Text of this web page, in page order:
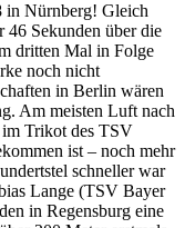
in Nürnberg! Gleich
Sekunden über die
dritten Mal in Folge
noch nicht
in Berlin wären
Am meisten Luft nach
im Trikot des TSV
ist – noch mehr
schneller war
Lange (TSV Bayer
in Regensburg eine